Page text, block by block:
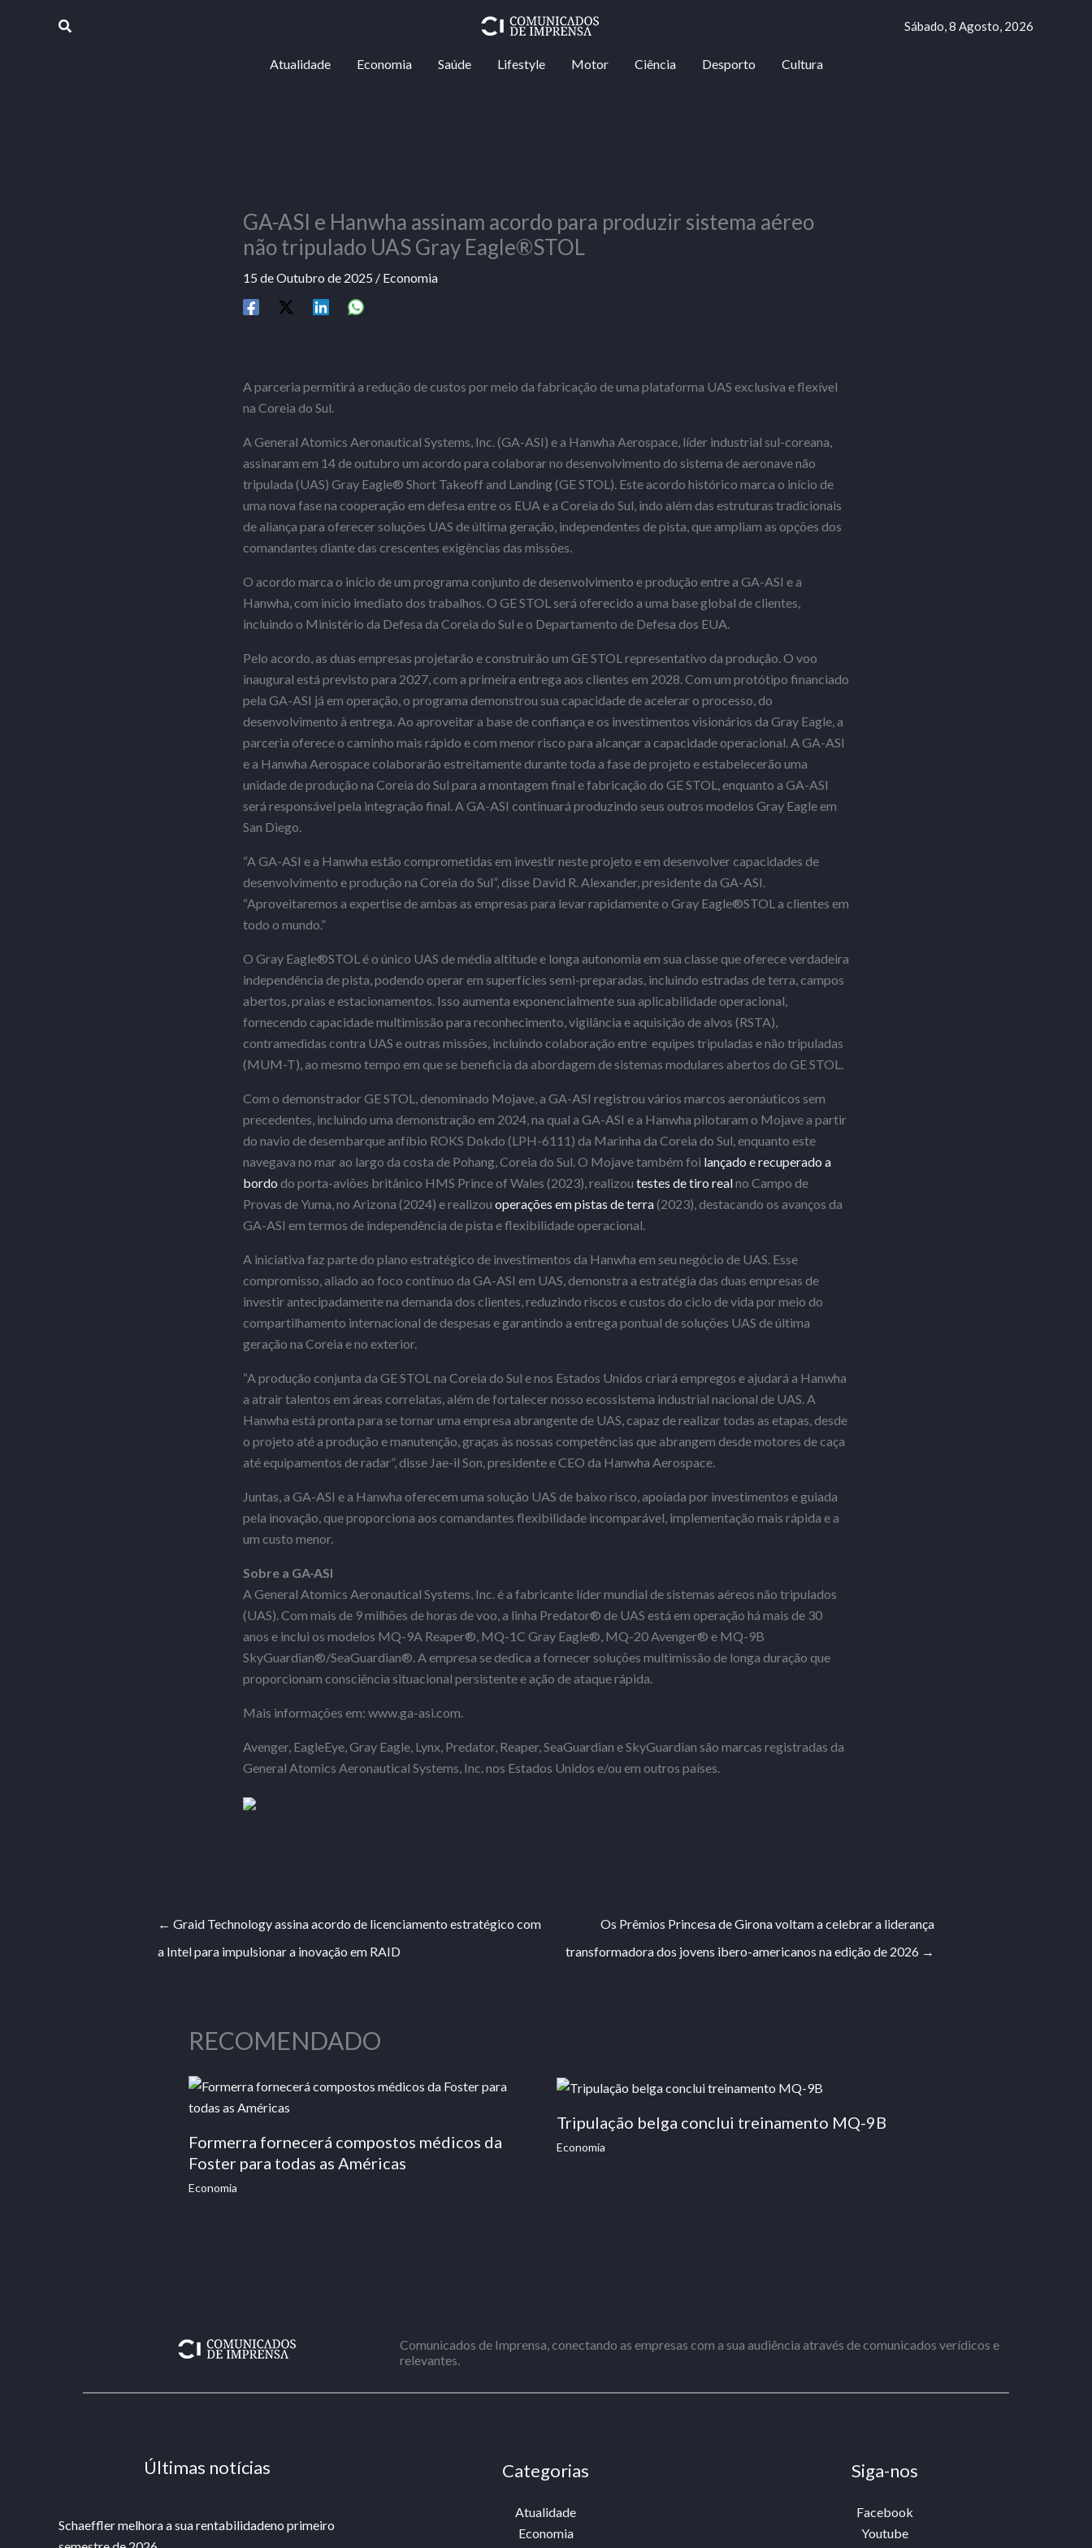
Procurar Sábado, 8 Agosto, 2026
Atualidade Economia Saúde Lifestyle Motor Ciência Desporto Cultura
GA-ASI e Hanwha assinam acordo para produzir sistema aéreo
não tripulado UAS Gray Eagle®STOL
15 de Outubro de 2025 / Economia
A parceria permitirá a redução de custos por meio da fabricação de uma plataforma UAS exclusiva e flexível
na Coreia do Sul.
A General Atomics Aeronautical Systems, Inc. (GA-ASI) e a Hanwha Aerospace, líder industrial sul-coreana,
assinaram em 14 de outubro um acordo para colaborar no desenvolvimento do sistema de aeronave não
tripulada (UAS) Gray Eagle® Short Takeoff and Landing (GE STOL). Este acordo histórico marca o início de
uma nova fase na cooperação em defesa entre os EUA e a Coreia do Sul, indo além das estruturas tradicionais
de aliança para oferecer soluções UAS de última geração, independentes de pista, que ampliam as opções dos
comandantes diante das crescentes exigências das missões.
O acordo marca o início de um programa conjunto de desenvolvimento e produção entre a GA-ASI e a
Hanwha, com início imediato dos trabalhos. O GE STOL será oferecido a uma base global de clientes,
incluindo o Ministério da Defesa da Coreia do Sul e o Departamento de Defesa dos EUA.
Pelo acordo, as duas empresas projetarão e construirão um GE STOL representativo da produção. O voo
inaugural está previsto para 2027, com a primeira entrega aos clientes em 2028. Com um protótipo financiado
pela GA-ASI já em operação, o programa demonstrou sua capacidade de acelerar o processo, do
desenvolvimento à entrega. Ao aproveitar a base de confiança e os investimentos visionários da Gray Eagle, a
parceria oferece o caminho mais rápido e com menor risco para alcançar a capacidade operacional. A GA-ASI
e a Hanwha Aerospace colaborarão estreitamente durante toda a fase de projeto e estabelecerão uma
unidade de produção na Coreia do Sul para a montagem final e fabricação do GE STOL, enquanto a GA-ASI
será responsável pela integração final. A GA-ASI continuará produzindo seus outros modelos Gray Eagle em
San Diego.
“A GA-ASI e a Hanwha estão comprometidas em investir neste projeto e em desenvolver capacidades de
desenvolvimento e produção na Coreia do Sul”, disse David R. Alexander, presidente da GA-ASI.
“Aproveitaremos a expertise de ambas as empresas para levar rapidamente o Gray Eagle®STOL a clientes em
todo o mundo.”
O Gray Eagle®STOL é o único UAS de média altitude e longa autonomia em sua classe que oferece verdadeira
independência de pista, podendo operar em superfícies semi-preparadas, incluindo estradas de terra, campos
abertos, praias e estacionamentos. Isso aumenta exponencialmente sua aplicabilidade operacional,
fornecendo capacidade multimissão para reconhecimento, vigilância e aquisição de alvos (RSTA),
contramedidas contra UAS e outras missões, incluindo colaboração entre equipes tripuladas e não tripuladas
(MUM-T), ao mesmo tempo em que se beneficia da abordagem de sistemas modulares abertos do GE STOL.
Com o demonstrador GE STOL, denominado Mojave, a GA-ASI registrou vários marcos aeronáuticos sem
precedentes, incluindo uma demonstração em 2024, na qual a GA-ASI e a Hanwha pilotaram o Mojave a partir
do navio de desembarque anfíbio ROKS Dokdo (LPH-6111) da Marinha da Coreia do Sul, enquanto este
navegava no mar ao largo da costa de Pohang, Coreia do Sul. O Mojave também foi lançado e recuperado a
bordo do porta-aviões britânico HMS Prince of Wales (2023), realizou testes de tiro realno Campo de
Provas de Yuma, no Arizona (2024) e realizou operações em pistas de terra(2023), destacando os avanços da
GA-ASI em termos de independência de pista e flexibilidade operacional.
A iniciativa faz parte do plano estratégico de investimentos da Hanwha em seu negócio de UAS. Esse
compromisso, aliado ao foco contínuo da GA-ASI em UAS, demonstra a estratégia das duas empresas de
investir antecipadamente na demanda dos clientes, reduzindo riscos e custos do ciclo de vida por meio do
compartilhamento internacional de despesas e garantindo a entrega pontual de soluções UAS de última
geração na Coreia e no exterior.
“A produção conjunta da GE STOL na Coreia do Sul e nos Estados Unidos criará empregos e ajudará a Hanwha
a atrair talentos em áreas correlatas, além de fortalecer nosso ecossistema industrial nacional de UAS. A
Hanwha está pronta para se tornar uma empresa abrangente de UAS, capaz de realizar todas as etapas, desde
o projeto até a produção e manutenção, graças às nossas competências que abrangem desde motores de caça
até equipamentos de radar”, disse Jae-il Son, presidente e CEO da Hanwha Aerospace.
Juntas, a GA-ASI e a Hanwha oferecem uma solução UAS de baixo risco, apoiada por investimentos e guiada
pela inovação, que proporciona aos comandantes flexibilidade incomparável, implementação mais rápida e a
um custo menor.
Sobre a GA-ASI
A General Atomics Aeronautical Systems, Inc. é a fabricante líder mundial de sistemas aéreos não tripulados
(UAS). Com mais de 9 milhões de horas de voo, a linha Predator® de UAS está em operação há mais de 30
anos e inclui os modelos MQ-9A Reaper®, MQ-1C Gray Eagle®, MQ-20 Avenger® e MQ-9B
SkyGuardian®/SeaGuardian®. A empresa se dedica a fornecer soluções multimissão de longa duração que
proporcionam consciência situacional persistente e ação de ataque rápida.
Mais informações em: www.ga-asi.com.
Avenger, EagleEye, Gray Eagle, Lynx, Predator, Reaper, SeaGuardian e SkyGuardian são marcas registradas da
General Atomics Aeronautical Systems, Inc. nos Estados Unidos e/ou em outros países.
← Graid Technology assina acordo de licenciamento estratégico com
a Intel para impulsionar a inovação em RAID
Os Prêmios Princesa de Girona voltam a celebrar a liderança
transformadora dos jovens ibero-americanos na edição de 2026 →
RECOMENDADO
Formerra fornecerá compostos médicos da
Foster para todas as Américas
Economia
Tripulação belga conclui treinamento MQ-9B
Economia
Comunicados de Imprensa, conectando as empresas com a sua audiência através de comunicados verídicos e
relevantes.
Últimas notícias
Schaeffler melhora a sua rentabilidadeno primeiro
Categorias
Atualidade
Economia
Siga-nos
Facebook
Youtube